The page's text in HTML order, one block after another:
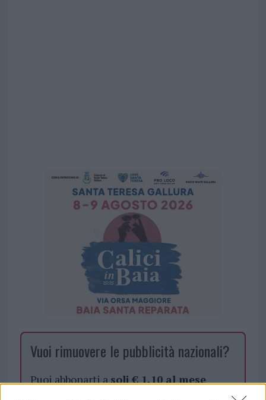
Vuoi rimuovere le pubblicità nazionali?
Puoi abbonarti asoli € 1,10 al mese